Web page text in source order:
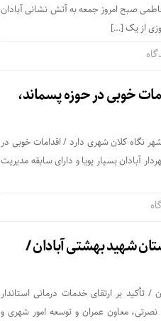
صبح امروز جمعه به آتش نشانی آبادان
از یک […]
خوبی در حوزه پسماند،
نگاه کلان شهری دارد / اقدامات خوبی در
بسیار پویا و دارای سابقه مدیریت
شهید بهشتی آبادان /
تأکید بر ارتقای خدمات درمانی استاندار
مسعود نصرتی، معاون عمران و توسعه امور شهری و